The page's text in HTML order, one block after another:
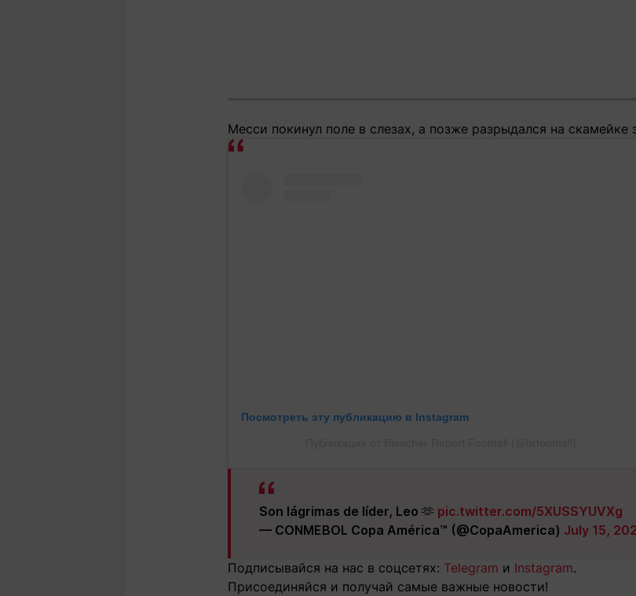
Месси покинул поле в слезах, а позже разрыдался на скамейке
Посмотреть эту публикацию в Instagram
Son lágrimas de líder, Leo 🫶 pic.twitter.com/5XUSSYUVXg
— CONMEBOL Copa América™️ (@CopaAmerica) July 15,
Подписывайся на нас в соцсетях: Telegram и Instagram.
Присоединяйся и получай самые важные новости!